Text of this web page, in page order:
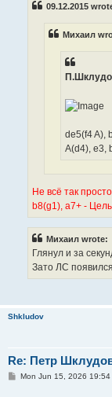
09.12.2015
Михаил
de5(f4 A),
A(d4), e3,
Не всё так
b8(g1), a7+ -
Михаил wrote:
Глянул и за
Зато ЛС появился
Shkludov
Re: Петр
PMon Jun 15, 2026 19:54